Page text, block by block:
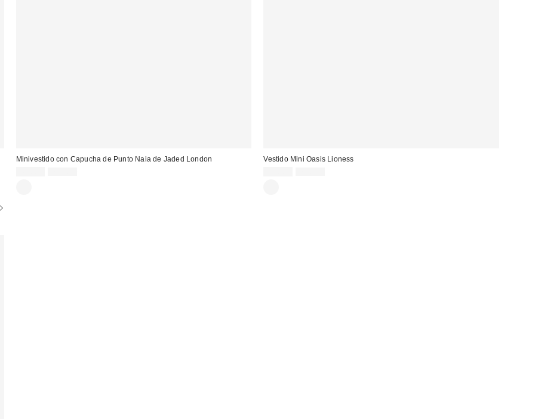
Minivestido con Capucha de Punto Naia de Jaded London
Vestido Mini Oasis Lioness